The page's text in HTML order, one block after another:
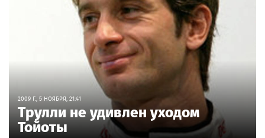
2009 Г., 5 НОЯБРЯ, 21:41
Трулли не удивлен уходом
Тойоты